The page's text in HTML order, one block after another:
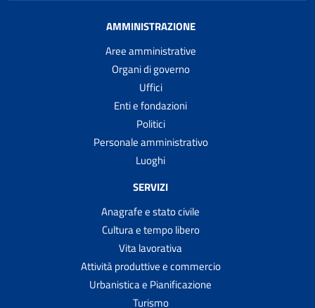
AMMINISTRAZIONE
Aree amministrative
Organi di governo
Uffici
Enti e fondazioni
Politici
Personale amministrativo
Luoghi
SERVIZI
Anagrafe e stato civile
Cultura e tempo libero
Vita lavorativa
Attività produttive e commercio
Urbanistica e Pianificazione
Turismo